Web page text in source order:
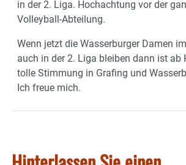
in der 2. Liga. Hochachtung vor der
Volleyball-Abteilung.
Wenn jetzt die Wasserburger Damen
auch in der 2. Liga bleiben dann ist ab
tolle Stimmung in Grafing und
Ich freue mich.